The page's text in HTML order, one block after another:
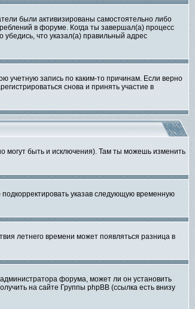
были активизированы самостоятельно либо
в форуме. Когда ты завершал(а) процесс
убедись, что указал(а) правильный адрес
учетную запись по каким-то причинам. Если верно
снова и принять участие в
могут быть и исключения). Там ты можешь изменить
указав следующую временную
летнего времени может появляться разница в
форума, может ли он установить
на сайте Группы phpBB (ссылка есть внизу